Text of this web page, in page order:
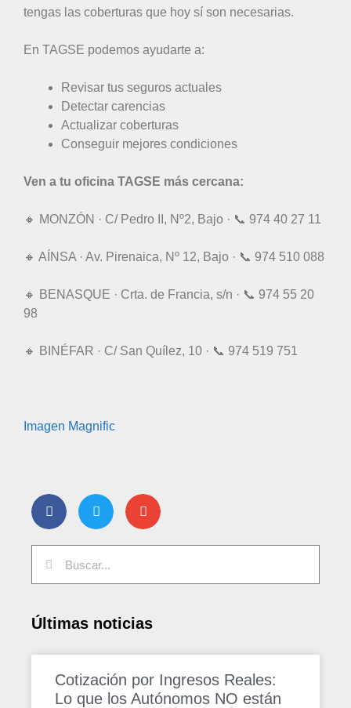
tengas las coberturas que hoy sí son necesarias.
En TAGSE podemos ayudarte a:
Revisar tus seguros actuales
Detectar carencias
Actualizar coberturas
Conseguir mejores condiciones
Ven a tu oficina TAGSE más cercana:
🔸 MONZÓN · C/ Pedro II, Nº2, Bajo · 📞 974 40 27 11
🔸 AÍNSA · Av. Pirenaica, Nº 12, Bajo · 📞 974 510 088
🔸 BENASQUE · Crta. de Francia, s/n · 📞 974 55 20
98
🔸 BINÉFAR · C/ San Quílez, 10 · 📞 974 519 751
Imagen Magnific
Últimas noticias
Cotización por Ingresos Reales:
Lo que los Autónomos NO están